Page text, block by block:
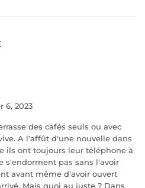
6, 2023
des cafés seuls ou avec
A l'affût d'une nouvelle dans
ils ont toujours leur téléphone à
s'endorment pas sans l'avoir
avant même d'avoir ouvert
Mais quoi au juste ? Dans